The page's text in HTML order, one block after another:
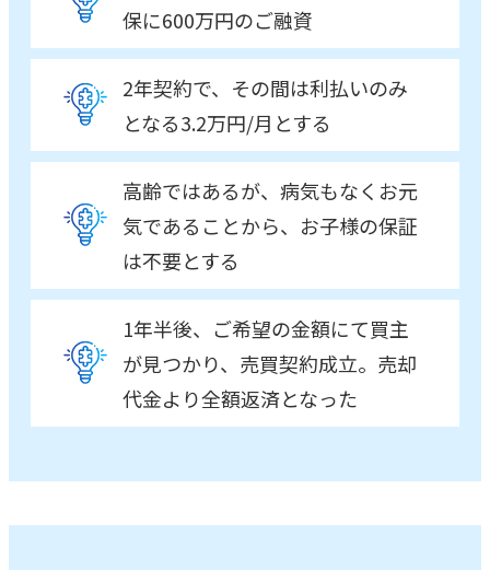
保に600万円のご融資
2年契約で、その間は利払いのみ
となる3.2万円/月とする
高齢ではあるが、病気もなくお元
気であることから、お子様の保証
は不要とする
1年半後、ご希望の金額にて買主
が見つかり、売買契約成立。売却
代金より全額返済となった